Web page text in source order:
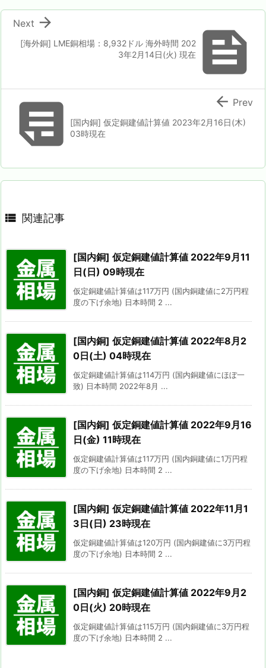

[海外銅] LME銅相場：8,932ドル 海外時間 202
3年2月14日(火) 現在

Next
[国内銅] 仮定銅建値計算値 2023年2月16日(木)
03時現在
 Prev
 関連記事
[国内銅] 仮定銅建値計算値 2022年9月11
日(日) 09時現在
仮定銅建値計算値は117万円 (国内銅建値に2万円程
度の下げ余地) 日本時間 2 ...
[国内銅] 仮定銅建値計算値 2022年8月2
0日(土) 04時現在
仮定銅建値計算値は114万円 (国内銅建値にほぼ一
致) 日本時間 2022年8月 ...
[国内銅] 仮定銅建値計算値 2022年9月16
日(金) 11時現在
仮定銅建値計算値は117万円 (国内銅建値に1万円程
度の下げ余地) 日本時間 2 ...
[国内銅] 仮定銅建値計算値 2022年11月1
3日(日) 23時現在
仮定銅建値計算値は120万円 (国内銅建値に3万円程
度の下げ余地) 日本時間 2 ...
[国内銅] 仮定銅建値計算値 2022年9月2
0日(火) 20時現在
仮定銅建値計算値は115万円 (国内銅建値に3万円程
度の下げ余地) 日本時間 2 ...